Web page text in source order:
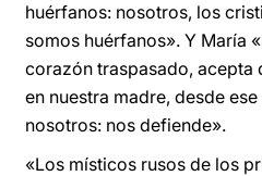
huérfanos: nosotros, los
somos huérfanos». Y María
corazón traspasado, acepta
en nuestra madre, desde
nosotros: nos defiende».
«Los místicos rusos de los